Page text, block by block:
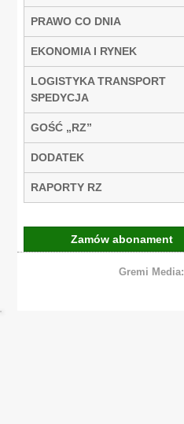
PRAWO CO DNIA
EKONOMIA I RYNEK
LOGISTYKA TRANSPORT
SPEDYCJA
GOŚĆ „RZ”
DODATEK
RAPORTY RZ
Zamów abonament
Gremi Media: